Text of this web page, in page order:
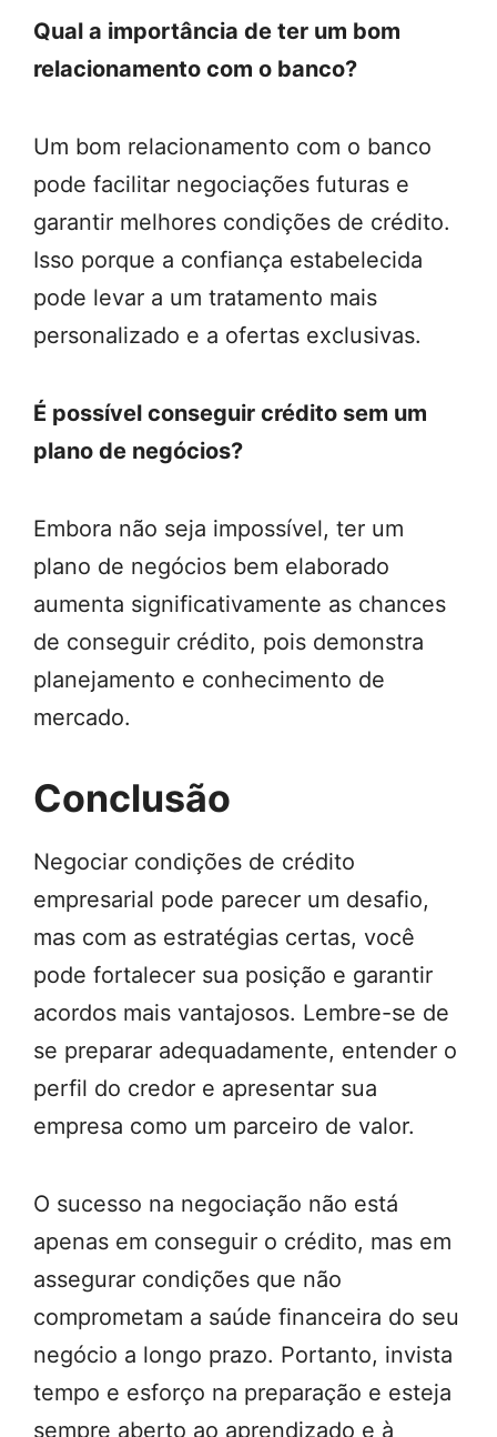
Qual a importância de ter um bom
relacionamento com o banco?
Um bom relacionamento com o banco
pode facilitar negociações futuras e
garantir melhores condições de crédito.
Isso porque a confiança estabelecida
pode levar a um tratamento mais
personalizado e a ofertas exclusivas.
É possível conseguir crédito sem um
plano de negócios?
Embora não seja impossível, ter um
plano de negócios bem elaborado
aumenta significativamente as chances
de conseguir crédito, pois demonstra
planejamento e conhecimento de
mercado.
Conclusão
Negociar condições de crédito
empresarial pode parecer um desafio,
mas com as estratégias certas, você
pode fortalecer sua posição e garantir
acordos mais vantajosos. Lembre-se de
se preparar adequadamente, entender o
perfil do credor e apresentar sua
empresa como um parceiro de valor.
O sucesso na negociação não está
apenas em conseguir o crédito, mas em
assegurar condições que não
comprometam a saúde financeira do seu
negócio a longo prazo. Portanto, invista
tempo e esforço na preparação e esteja
sempre aberto ao aprendizado e à